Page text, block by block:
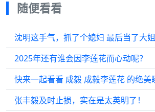
随便看看
沈明这手气，抓了个媳妇 最后当了大姐
2025年还有谁会因李莲花而心动呢？
张丰毅及时止损，实在是太英明了！